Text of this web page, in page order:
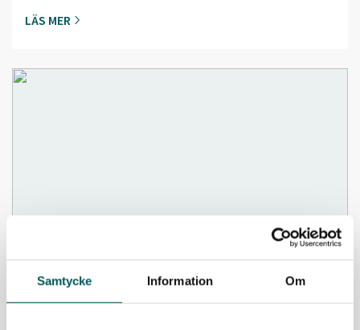
Samtycke Information Om
LÄS MER